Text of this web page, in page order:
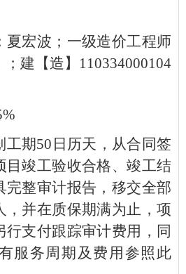
夏宏波；一级造价工程师
；建【造】110334000104
工期50日历天，从合同签
目竣工验收合格、竣工结
完整审计报告，移交全部
，并在质保期满为止，项
行支付跟踪审计费用，同
服务周期及费用参照此